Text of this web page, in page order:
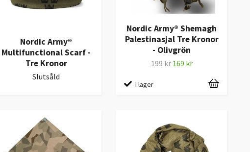
Nordic Army®
Multifunctional Scarf -
Tre Kronor
Slutsåld
Nordic Army® Shemagh
Palestinasjal Tre Kronor
- Olivgrön
199 kr 169 kr
I lager